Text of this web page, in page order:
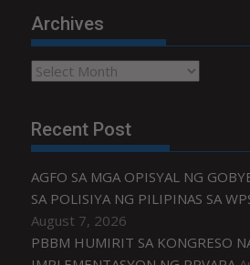
Archives
Archives
Recent Post
AGFO SA MGA OPISYAL NG
SA POLISIYA NG PILIPINAS SA
August 7, 2026
PBBM HUMIRIT SA KONGRESO